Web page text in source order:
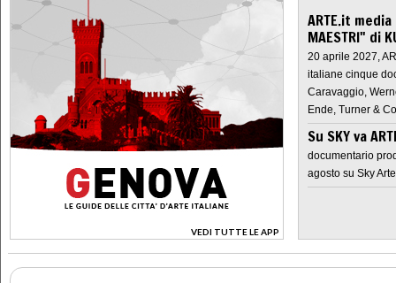
VEDI TUTTE LE APP
>
ARTE.it
MAESTRI" di
20 aprile 2027,
italiane cinque
Caravaggio,
Ende, Turner &
Su SKY va
documentario
agosto su Sky Arte